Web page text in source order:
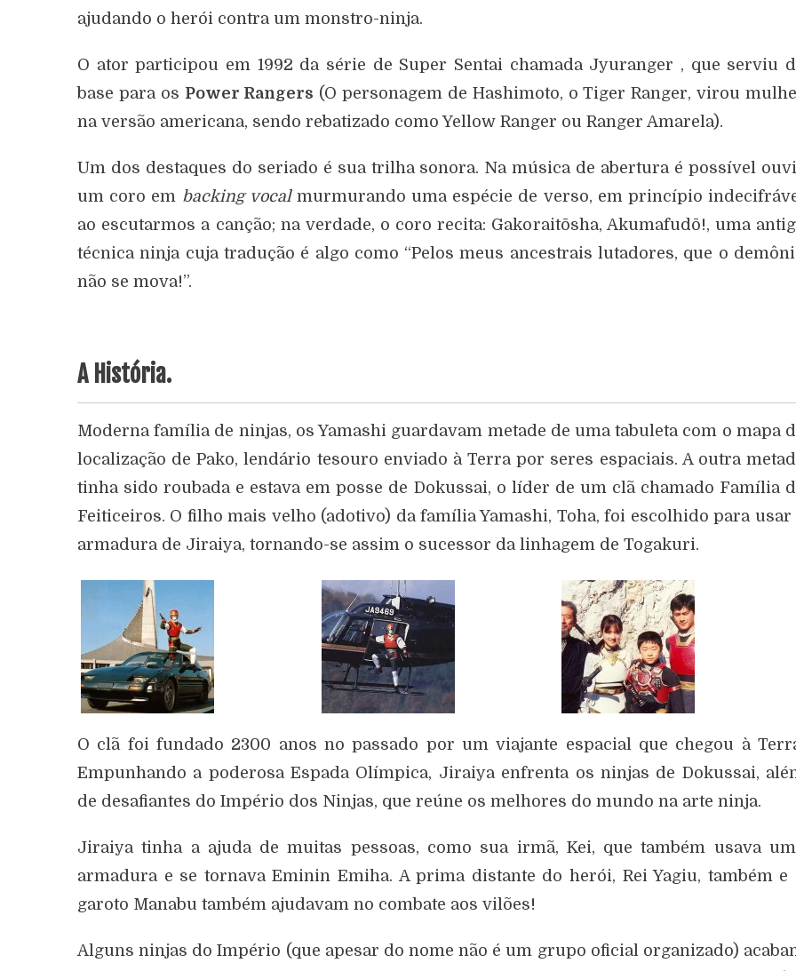
ajudando o herói contra um monstro-ninja.
O ator participou em 1992 da série de Super Sentai chamada Jyuranger , que serviu
base para os Power Rangers (O personagem de Hashimoto, o Tiger Ranger, virou
na versão americana, sendo rebatizado como Yellow Ranger ou Ranger Amarela).
Um dos destaques do seriado é sua trilha sonora. Na música de abertura é possível
um coro em backing vocalmurmurando uma espécie de verso, em princípio
ao escutarmos a canção; na verdade, o coro recita: Gakoraitōsha, Akumafudō!, uma
técnica ninja cuja tradução é algo como “Pelos meus ancestrais lutadores, que o
não se mova!”.
A História.
Moderna família de ninjas, os Yamashi guardavam metade de uma tabuleta com o mapa
localização de Pako, lendário tesouro enviado à Terra por seres espaciais. A outra
tinha sido roubada e estava em posse de Dokussai, o líder de um clã chamado Família
Feiticeiros. O filho mais velho (adotivo) da família Yamashi, Toha, foi escolhido para usar
armadura de Jiraiya, tornando-se assim o sucessor da linhagem de Togakuri.
O clã foi fundado 2300 anos no passado por um viajante espacial que chegou à
Empunhando a poderosa Espada Olímpica, Jiraiya enfrenta os ninjas de Dokussai,
de desafiantes do Império dos Ninjas, que reúne os melhores do mundo na arte ninja.
Jiraiya tinha a ajuda de muitas pessoas, como sua irmã, Kei, que também usava
armadura e se tornava Eminin Emiha. A prima distante do herói, Rei Yagiu, também e
garoto Manabu também ajudavam no combate aos vilões!
Alguns ninjas do Império (que apesar do nome não é um grupo oficial organizado)